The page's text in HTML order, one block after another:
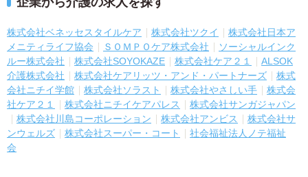
株式会社ベネッセスタイルケア 株式会社ツクイ
株式会社日本ア
メニティライフ協会
ＳＯＭＰＯケア株式会社
ソーシャルインク
ルー株式会社
株式会社SOYOKAZE 株式会社ケア２１
ALSOK
介護株式会社
株式会社ケアリッツ・アンド・パートナーズ
株式
会社ニチイ学館
株式会社ソラスト 株式会社やさしい手
株式会
社ケア２１
株式会社ニチイケアパレス
株式会社サンガジャパン
株式会社川島コーポレーション
株式会社アンビス
株式会社サ
ンウェルズ
株式会社スーパー・コート
社会福祉法人ノテ福祉
会